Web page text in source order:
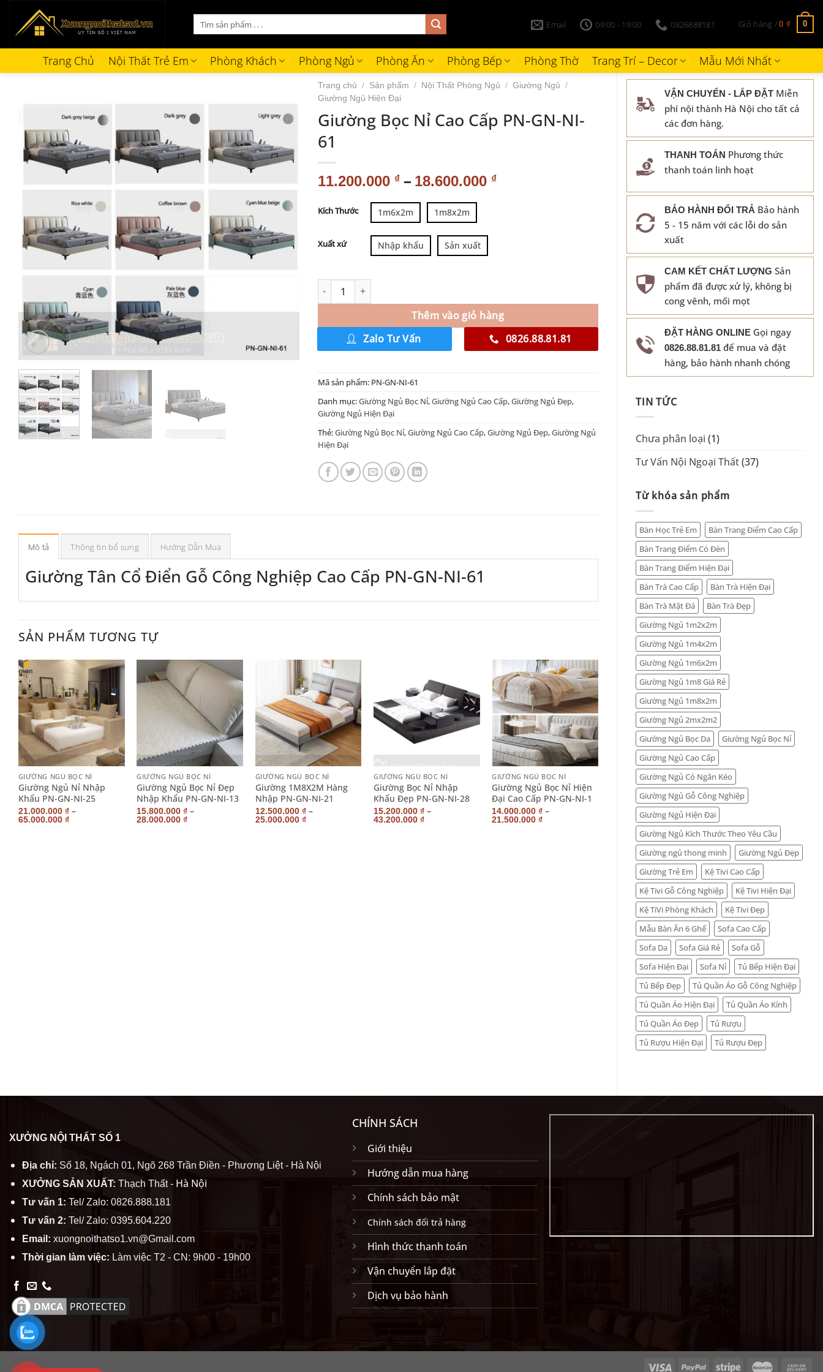
Tìm
kiếm:
Email 09:00 - 19:00 0826888181 Giỏ hàng /0 ₫ 0
Trang Chủ Nội Thất Trẻ Em Phòng Khách Phòng Ngủ Phòng Ăn Phòng Bếp Phòng Thờ Trang Trí – Decor Mẫu Mới Nhất
VẬN CHUYỂN - LẮP ĐẶT Miễn
phí nội thành Hà Nội cho tất cả
các đơn hàng.
THANH TOÁN Phương thức
thanh toán linh hoạt
BẢO HÀNH ĐỔI TRẢ Bảo hành
5 - 15 năm với các lỗi do sản
xuất
CAM KẾT CHẤT LƯỢNG Sản
phẩm đã được xử lý, không bị
cong vênh, mối mọt
ĐẶT HÀNG ONLINE Gọi ngay
0826.88.81.81 để mua và đặt
hàng, bảo hành nhanh chóng
TIN TỨC
Chưa phân loại (1)
Tư Vấn Nội Ngoại Thất(37)
Từ khóa sản phẩm
Bàn Học Trẻ Em
Bàn Trang Điểm Cao Cấp
Bàn Trang Điểm Có Đèn
Bàn Trang Điểm Hiện Đại
Bàn Trà Cao Cấp
Bàn Trà Hiện Đại
Bàn Trà Mặt Đá
Bàn Trà Đẹp
Giường Ngủ 1m2x2m
Giường Ngủ 1m4x2m
Giường Ngủ 1m6x2m
Giường Ngủ 1m8 Giá Rẻ
Giường Ngủ 1m8x2m
Giường Ngủ 2mx2m2
Giường Ngủ Bọc Da
Giường Ngủ Bọc Nỉ
Giường Ngủ Cao Cấp
Giường Ngủ Có Ngăn Kéo
Giường Ngủ Gỗ Công Nghiệp
Giường Ngủ Hiện Đại
Giường Ngủ Kích Thước Theo Yêu Cầu
Giường ngủ thong minh
Giường Ngủ Đẹp
Giường Trẻ Em
Kệ Tivi Cao Cấp
Kệ Tivi Gỗ Công Nghiệp
Kệ Tivi Hiện Đại
Kệ TiVi Phòng Khách
Kệ Tivi Đẹp
Mẫu Bàn Ăn 6 Ghế
Sofa Cao Cấp
Sofa Da
Sofa Giá Rẻ
Sofa Gỗ
Sofa Hiện Đại
Sofa Nỉ
Tủ Bếp Hiện Đại
Tủ Bếp Đẹp
Tủ Quần Áo Gỗ Công Nghiệp
Tủ Quần Áo Hiện Đại
Tủ Quần Áo Kính
Tủ Quần Áo Đẹp
Tủ Rượu
Tủ Rượu Hiện Đại
Tủ Rượu Đẹp
Trang chủ / Sản phẩm / Nội Thất Phòng Ngủ / Giường Ngủ
/
Giường Ngủ Hiện Đại
Giường Bọc Nỉ Cao Cấp PN-GN-NI-
61
11.200.000 ₫– 18.600.000 ₫
Kích Thước 1m6x2m 1m8x2m
Xuất xứ Nhập khẩu Sản xuất
Thêm vào giỏ hàng
Zalo Tư Vấn 0826.88.81.81
Mã sản phẩm: PN-GN-NI-61
Danh mục:Giường Ngủ Bọc Nỉ,Giường Ngủ Cao Cấp,Giường Ngủ Đẹp,
Giường Ngủ Hiện Đại
Thẻ:Giường Ngủ Bọc Nỉ,Giường Ngủ Cao Cấp,Giường Ngủ Đẹp,Giường Ngủ
Hiện Đại
Mô tả Thông tin bổ sung Hướng Dẫn Mua
Giường Tân Cổ Điển Gỗ Công Nghiệp Cao Cấp PN-GN-NI-61
SẢN PHẨM TƯƠNG TỰ
+
GIƯỜNG NGỦ BỌC NỈ
Giường Ngủ Nỉ Nhập
Khẩu PN-GN-NI-25
21.000.000 ₫–
65.000.000 ₫
+
GIƯỜNG NGỦ BỌC NỈ
Giường Ngủ Bọc Nỉ Đẹp
Nhập Khẩu PN-GN-NI-13
15.800.000₫ –
28.000.000₫
+
GIƯỜNG NGỦ BỌC NỈ
Giường 1M8X2M Hàng
Nhập PN-GN-NI-21
12.500.000 ₫–
25.000.000 ₫
+
GIƯỜNG NGỦ BỌC NỈ
Giường Bọc Nỉ Nhập
Khẩu Đẹp PN-GN-NI-28
15.200.000 ₫–
43.200.000 ₫
+
GIƯỜNG NGỦ BỌC NỈ
Giường Ngủ Bọc Nỉ Hiện
Đại Cao Cấp PN-GN-NI-1
14.000.000₫ –
21.500.000₫
GIƯỜNG NGỦ BỌC NỈ
Giường Ngủ Cao Cấp Đẹp
PN-GN-NI-23
14.500.000₫ –
26.000.000₫
XƯỞNG NỘI THẤT SỐ 1
Địa chỉ: Số 18, Ngách 01, Ngõ 268 Trần Điền - Phương Liệt - Hà Nội
XƯỞNG SẢN XUẤT: Thạch Thất -Hà Nội
Tư vấn 1: Tel/ Zalo: 0826.888.181
Tư vấn 2: Tel/ Zalo: 0395.604.220
Email: xuongnoithatso1.vn@Gmail.com
Thời gian làm việc: Làm việc T2 - CN: 9h00 - 19h00
CHÍNH SÁCH
Giới thiệu
Hướng dẫn mua hàng
Chính sách bảo mật
Chính sách đổi trả hàng
Hình thức thanh toán
Vận chuyển lắp đặt
Dịch vụ bảo hành